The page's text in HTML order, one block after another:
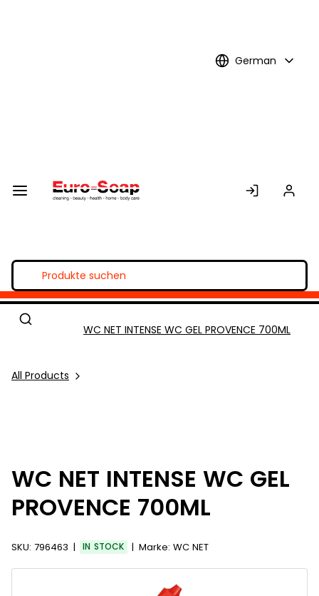
German
All Products
WC NET INTENSE WC GEL PROVENCE 700ML
WC NET INTENSE WC GEL
PROVENCE 700ML
SKU: 796463 IN STOCK Marke: WC NET